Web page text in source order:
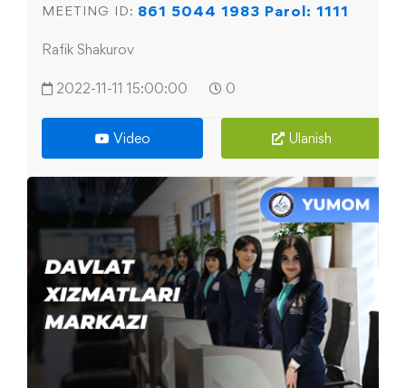
MEETING ID: 861 5044 1983 Parol: 1111
Rafik Shakurov
2022-11-11 15:00:00 0
Video Ulanish